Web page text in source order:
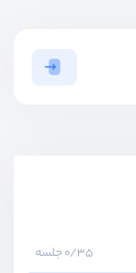
0/35 جلسه